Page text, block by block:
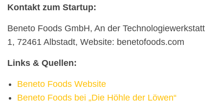
Kontakt zum Startup:
Beneto Foods GmbH, An der Technologiewerkstatt
1, 72461 Albstadt, Website: benetofoods.com
Links & Quellen:
Beneto Foods Website
Beneto Foods bei „Die Höhle der Löwen“